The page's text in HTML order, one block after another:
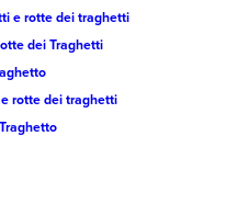
e rotte dei traghetti
dei Traghetti
rotte dei traghetti